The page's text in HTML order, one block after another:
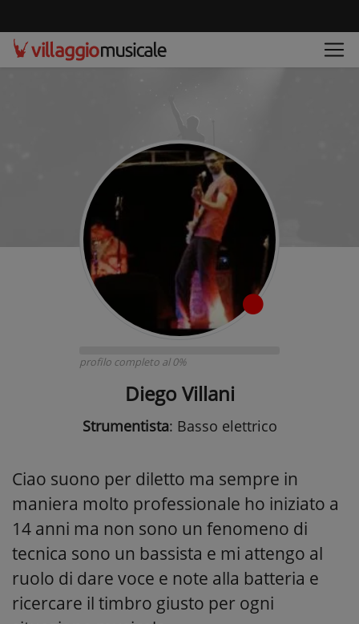
profilo completo al 0%
Diego Villani
Strumentista: Basso elettrico
Ciao suono per diletto ma sempre in
maniera molto professionale ho iniziato a
14 anni ma non sono un fenomeno di
tecnica sono un bassista e mi attengo al
ruolo di dare voce e note alla batteria e
ricercare il timbro giusto per ogni